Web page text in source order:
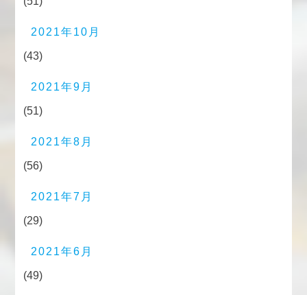
2021年10月
(43)
2021年9月
(51)
2021年8月
(56)
2021年7月
(29)
2021年6月
(49)